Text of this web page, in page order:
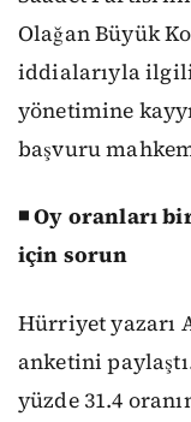
Olağan Büyük
iddialarıyla ilgili
yönetimine
başvuru
◾ Oy oranları
için sorun
Hürriyet yazarı
anketini
yüzde 31.4